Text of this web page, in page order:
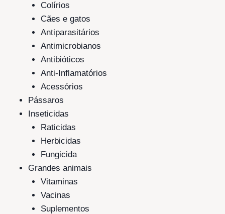
Colírios
Cães e gatos
Antiparasitários
Antimicrobianos
Antibióticos
Anti-Inflamatórios
Acessórios
Pássaros
Inseticidas
Raticidas
Herbicidas
Fungicida
Grandes animais
Vitaminas
Vacinas
Suplementos